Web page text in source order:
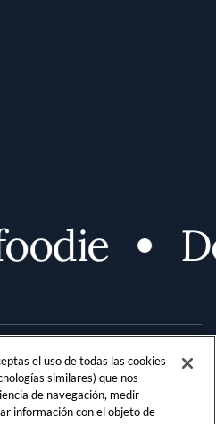
el uso de todas las cookies
similares) que nos
de navegación, medir
información con el objeto de